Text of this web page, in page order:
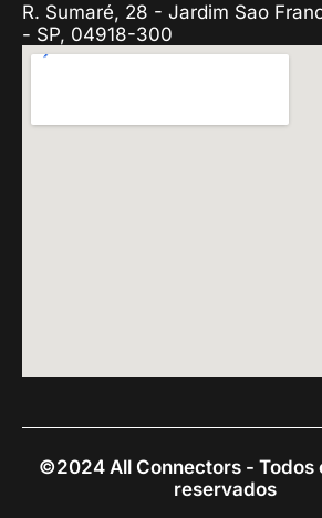
R. Sumaré, 28 - Jardim Sao
- SP, 04918-300
©2024 All Connectors - Todos
reservados